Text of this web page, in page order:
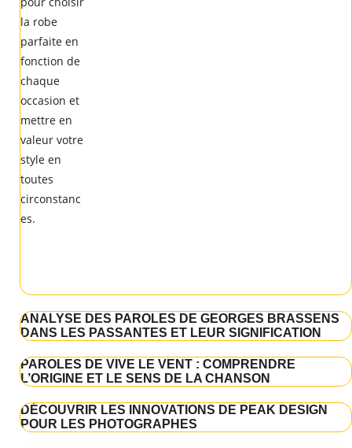
ANALYSE DES PAROLES DE GEORGES BRASSENS
DANS LES PASSANTES ET LEUR SIGNIFICATION
PAROLES DE VIVE LE VENT : COMPRENDRE
L’ORIGINE ET LE SENS DE LA CHANSON
DÉCOUVRIR LES INNOVATIONS DE PEAK DESIGN
POUR LES PHOTOGRAPHES